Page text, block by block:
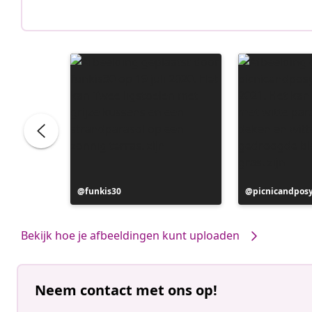
Bericht
gepubliceerd
funkis30
Bericht
gepubliceerd
Bekijk hoe je afbeeldingen kunt uploaden
Neem contact met ons op!